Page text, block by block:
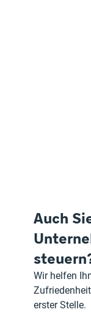
Auch
Wir helfen
erster Stelle.